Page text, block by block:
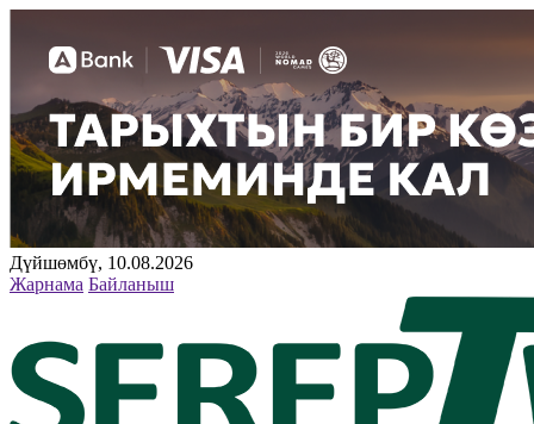
Дүйшөмбү, 10.08.2026
Жарнама Байланыш